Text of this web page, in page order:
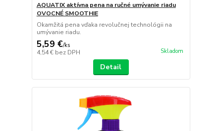
AQUATIX aktívna pena na ručné umývanie riadu
OVOCNÉ SMOOTHIE
Okamžitá pena vďaka revolučnej technológii na
umývanie riadu.
5,59 €/ks
4,54 € bez DPH Skladom
Detail